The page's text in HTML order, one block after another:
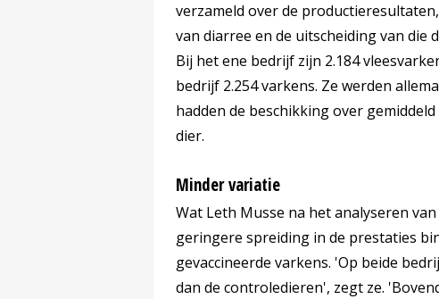
verzameld over de
van diarree en de uitscheiding van die
Bij het ene bedrijf zijn 2.184
bedrijf 2.254 varkens. Ze werden
hadden de beschikking over
dier.
Minder variatie
Wat Leth Musse na het analyseren
geringere spreiding in de prestaties
gevaccineerde varkens. 'Op beide
dan de controledieren', zegt ze.